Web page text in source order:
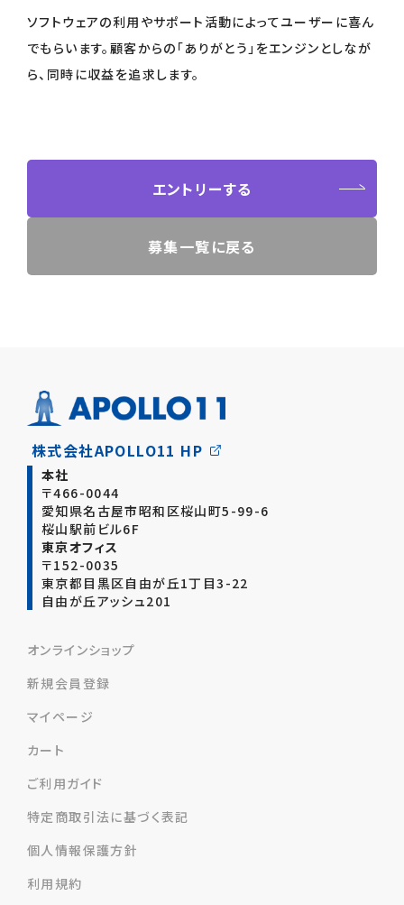
ソフトウェアの利用やサポート活動によってユーザーに喜ん
でもらいます。顧客からの「ありがとう」をエンジンとしなが
ら、同時に収益を追求します。
エントリーする
募集一覧に戻る
オンラインショップ
新規会員登録
マイページ
カート
ご利用ガイド
特定商取引法に基づく表記
個人情報保護方針
利用規約
株式会社APOLLO11 HP
本社
〒466-0044
愛知県名古屋市昭和区桜山町5-99-6
桜山駅前ビル6F
東京オフィス
〒152-0035
東京都目黒区自由が丘1丁目3-22
自由が丘アッシュ201